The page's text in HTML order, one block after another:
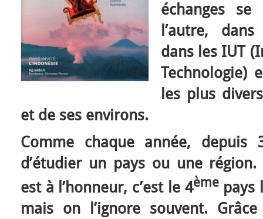
échanges se
l’autre,
dans les IUT
Technologie)
les plus
et de ses environs.
Comme chaque année,
d’étudier un pays ou une région.
est à l’honneur, c’est le 4èmepays
mais on l’ignore souvent.